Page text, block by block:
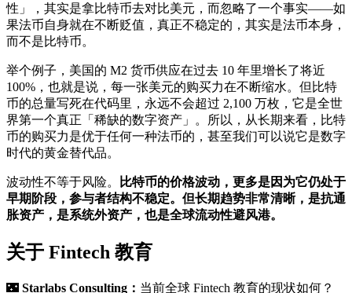
性」，其实是拿比特币去对比美元，而忽略了一个事实——如
果法币自身就在不断贬值，真正不稳定的，其实是法币本身，
而不是比特币。
举个例子，美国的 M2 货币供应在过去 10 年里增长了将近
100%，也就是说，每一张美元的购买力在不断缩水。但比特
币的总量写死在代码里，永远不会超过 2,100 万枚，它是全世
界第一个真正「稀缺的数字资产」。所以，从长期来看，比特
币的购买力是优于任何一种法币的，甚至我们可以说它是数字
时代的黄金替代品。
波动性不等于风险。
比特币的价格波动，更多是因为它仍处于
早期阶段，参与者结构不稳定。但长期趋势非常清晰，是抗通
胀资产，是系统外资产，也是全球流动性避风港。
关于 Fintech 教育
🌃 Starlabs Consulting： 当前全球 Fintech 教育的现状如何？